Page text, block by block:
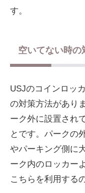
す。
空いてない時の
USJのコインロッ
の対策方法があり
ーク外に設置され
とです。パークの
やパーキング側に
ーク内のロッカー
こちらを利用する